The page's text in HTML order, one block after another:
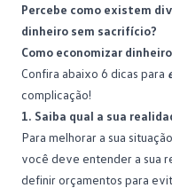
Percebe como existem
dinheiro sem sacrifício?
Como economizar
Confira abaixo 6 dicas para
complicação!
1. Saiba qual a sua
Para melhorar a sua
você deve entender a sua
definir orçamentos para